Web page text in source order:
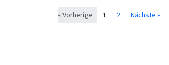
« Vorherige 1 2 Nächste »